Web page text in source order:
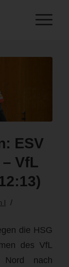
ESV
VfL
/
die HSG
des VfL
nach